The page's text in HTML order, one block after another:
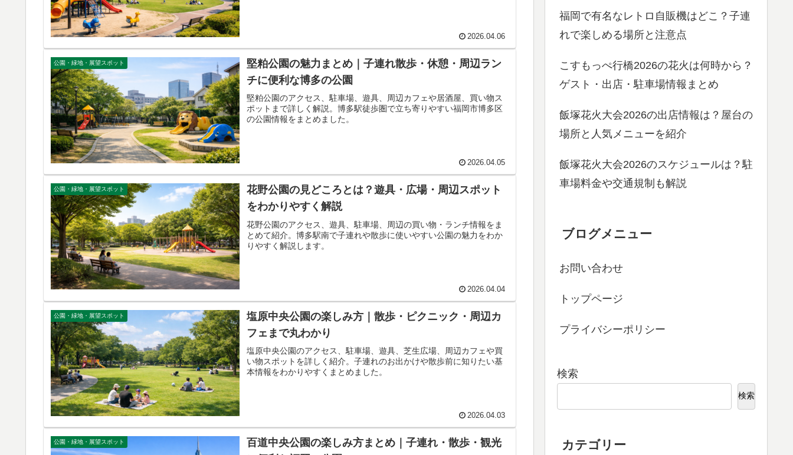
2026.04.06
公園・緑地・展望スポット
堅粕公園の魅力まとめ｜子連れ散歩・休憩・周辺ラン
チに便利な博多の公園
堅粕公園のアクセス、駐車場、遊具、周辺カフェや居酒屋、買い物ス
ポットまで詳しく解説。博多駅徒歩圏で立ち寄りやすい福岡市博多区
の公園情報をまとめました。
2026.04.05
公園・緑地・展望スポット
花野公園の見どころとは？遊具・広場・周辺スポット
をわかりやすく解説
花野公園のアクセス、遊具、駐車場、周辺の買い物・ランチ情報をま
とめて紹介。博多駅南で子連れや散歩に使いやすい公園の魅力をわか
りやすく解説します。
2026.04.04
公園・緑地・展望スポット
塩原中央公園の楽しみ方｜散歩・ピクニック・周辺カ
フェまで丸わかり
塩原中央公園のアクセス、駐車場、遊具、芝生広場、周辺カフェや買
い物スポットを詳しく紹介。子連れのお出かけや散歩前に知りたい基
本情報をわかりやすくまとめました。
2026.04.03
公園・緑地・展望スポット
百道中央公園の楽しみ方まとめ｜子連れ・散歩・観光
福岡で有名なレトロ自販機はどこ？子連
れで楽しめる場所と注意点
こすもっぺ行橋2026の花火は何時から？
ゲスト・出店・駐車場情報まとめ
飯塚花火大会2026の出店情報は？屋台の
場所と人気メニューを紹介
飯塚花火大会2026のスケジュールは？駐
車場料金や交通規制も解説
ブログメニュー
お問い合わせ
トップページ
プライバシーポリシー
検索
検索
カテゴリー